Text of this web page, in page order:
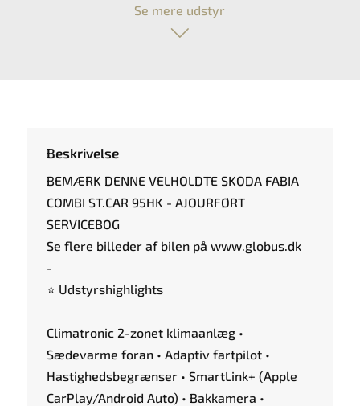
Se mere udstyr
Beskrivelse
BEMÆRK DENNE VELHOLDTE SKODA FABIA
COMBI ST.CAR 95HK - AJOURFØRT
SERVICEBOG
Se flere billeder af bilen på www.globus.dk
-
⭐ Udstyrshighlights
Climatronic 2-zonet klimaanlæg •
Sædevarme foran • Adaptiv fartpilot •
Hastighedsbegrænser • SmartLink+ (Apple
CarPlay/Android Auto) • Bakkamera •